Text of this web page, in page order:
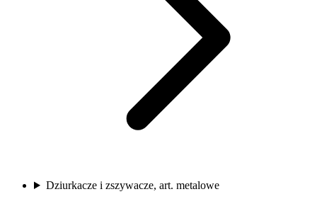
Dziurkacze i zszywacze, art. metalowe